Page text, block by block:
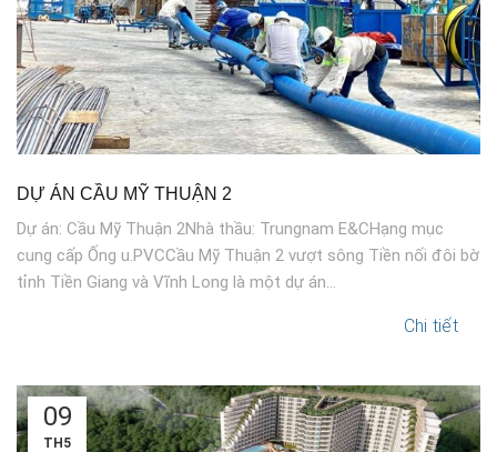
DỰ ÁN CẦU MỸ THUẬN 2
Dự án: Cầu Mỹ Thuận 2Nhà thầu: Trungnam E&CHạng mục
cung cấp Ống u.PVCCầu Mỹ Thuận 2 vượt sông Tiền nối đôi bờ
tỉnh Tiền Giang và Vĩnh Long là một dự án...
Chi tiết
09
TH5